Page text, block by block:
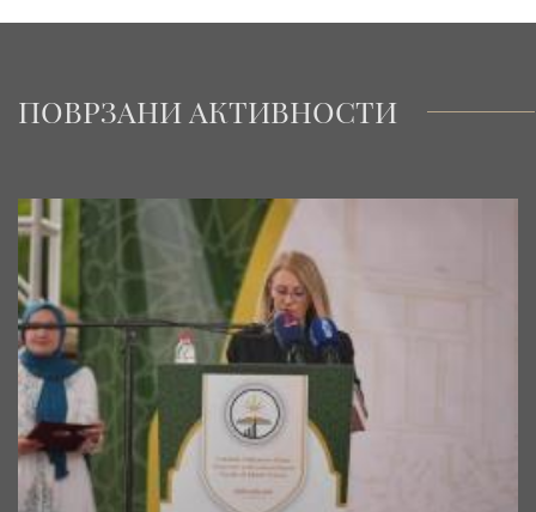
ПОВРЗАНИ АКТИВНОСТИ